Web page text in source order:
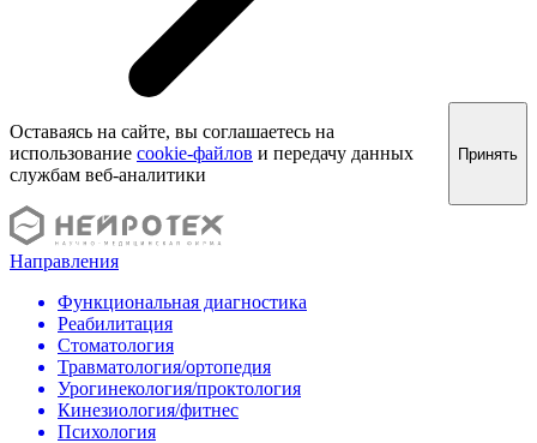
Оставаясь на сайте, вы соглашаетесь на
использование cookie-файлов и передачу данных
службам веб-аналитики
Принять
Направления
Функциональная диагностика
Реабилитация
Стоматология
Травматология/ортопедия
Урогинекология/проктология
Кинезиология/фитнес
Психология